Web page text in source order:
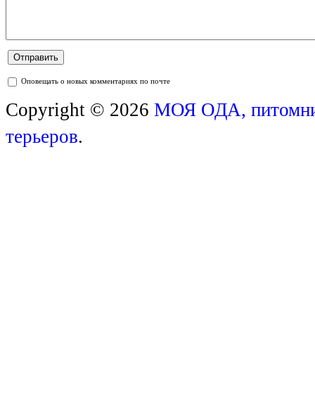
Оповещать о новых комментариях по почте
Copyright © 2026 МОЯ ОДА,
терьеров.